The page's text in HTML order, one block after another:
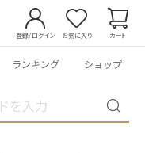
登録/ログイン お気に入り カート
ランキング ショップ